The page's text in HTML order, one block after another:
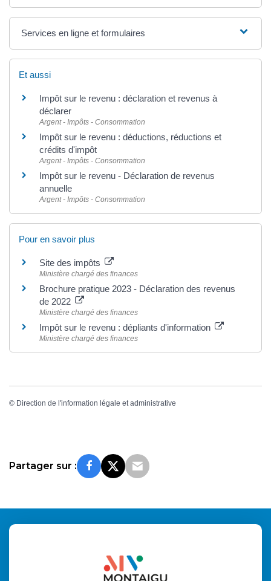
Services en ligne et formulaires
Et aussi
Impôt sur le revenu : déclaration et revenus à
déclarer
Argent - Impôts - Consommation
Impôt sur le revenu : déductions, réductions et
crédits d'impôt
Argent - Impôts - Consommation
Impôt sur le revenu - Déclaration de revenus
annuelle
Argent - Impôts - Consommation
Pour en savoir plus
Site des impôts
Ministère chargé des finances
Brochure pratique 2023 - Déclaration des revenus
de 2022
Ministère chargé des finances
Impôt sur le revenu : dépliants d'information
Ministère chargé des finances
© Direction de l'information légale et administrative
Partager sur :